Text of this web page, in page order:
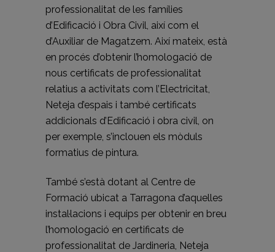
professionalitat de les famílies
d’Edificació i Obra Civil, així com el
d’Auxiliar de Magatzem. Així mateix, està
en procés d’obtenir l’homologació de
nous certificats de professionalitat
relatius a activitats com l’Electricitat,
Neteja d’espais i també certificats
addicionals d’Edificació i obra civil, on
per exemple, s’inclouen els mòduls
formatius de pintura.
També s’està dotant al Centre de
Formació ubicat a Tarragona d’aquelles
instal·lacions i equips per obtenir en breu
l’homologació en certificats de
professionalitat de Jardineria, Neteja